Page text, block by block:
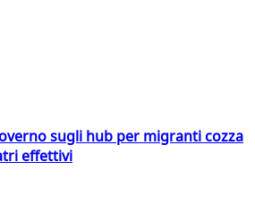
sugli hub per migranti cozza
effettivi